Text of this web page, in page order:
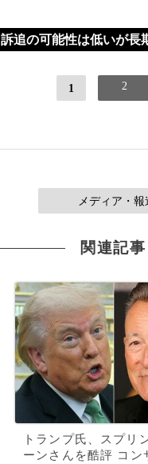
訴追の可能性は低いが長
1 2
メディア・
関連記事
トランプ氏、スプリ
ーンさんを酷評 コン